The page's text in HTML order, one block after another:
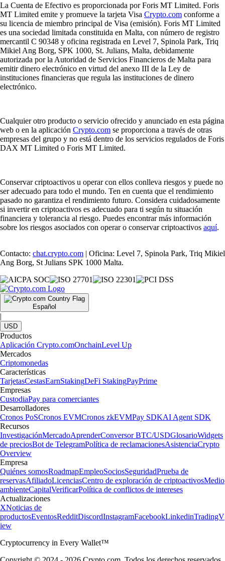
La Cuenta de Efectivo es proporcionada por Foris MT Limited. Foris
MT Limited emite y promueve la tarjeta Visa Crypto.com conforme a
su licencia de miembro principal de Visa (emisión). Foris MT Limited
es una sociedad limitada constituida en Malta, con número de registro
mercantil C 90348 y oficina registrada en Level 7, Spinola Park, Triq
Mikiel Ang Borg, SPK 1000, St. Julians, Malta, debidamente
autorizada por la Autoridad de Servicios Financieros de Malta para
emitir dinero electrónico en virtud del anexo III de la Ley de
instituciones financieras que regula las instituciones de dinero
electrónico.
Cualquier otro producto o servicio ofrecido y anunciado en esta página
web o en la aplicación Crypto.com se proporciona a través de otras
empresas del grupo y no está dentro de los servicios regulados de Foris
DAX MT Limited o Foris MT Limited.
Conservar criptoactivos u operar con ellos conlleva riesgos y puede no
ser adecuado para todo el mundo. Ten en cuenta que el rendimiento
pasado no garantiza el rendimiento futuro. Considera cuidadosamente
si invertir en criptoactivos es adecuado para ti según tu situación
financiera y tolerancia al riesgo. Puedes encontrar más información
sobre los riesgos asociados con operar o conservar criptoactivos aquí.
Contacto: chat.crypto.com | Oficina: Level 7, Spinola Park, Triq Mikiel
Ang Borg, St Julians SPK 1000 Malta.
Español
|
USD
Productos
Aplicación Crypto.comOnchainLevel Up
Mercados
Criptomonedas
Características
TarjetasCestasEarnStakingDeFi StakingPayPrime
Empresas
CustodiaPay para comerciantes
Desarrolladores
Cronos PoSCronos EVMCronos zkEVMPay SDKAI Agent SDK
Recursos
InvestigaciónMercadoAprenderConversor BTC/USDGlosarioWidgets
de preciosBot de TelegramPolítica de reclamacionesAsistenciaCrypto
Overview
Empresa
Quiénes somosRoadmapEmpleoSociosSeguridadPrueba de
reservasAfiliadoLicenciasCentro de exploración de criptoactivosMedio
ambienteCapitalVerificarPolítica de conflictos de intereses
Actualizaciones
XNoticias de
productosEventosRedditDiscordInstagramFacebookLinkedinTradingV
iew
Cryptocurrency in Every Wallet™